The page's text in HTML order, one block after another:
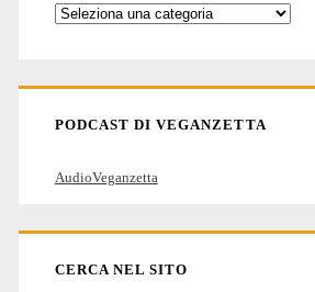
Categorie
PODCAST DI VEGANZETTA
AudioVeganzetta
CERCA NEL SITO